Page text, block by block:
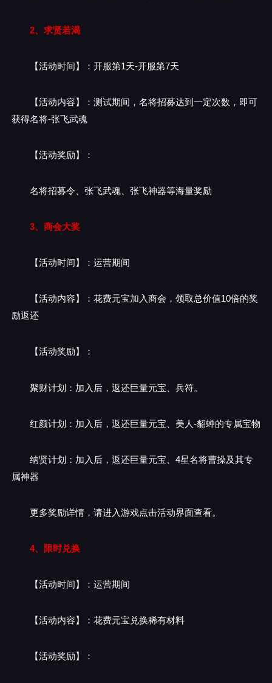
2、求贤若渴
【活动时间】：开服第1天-开服第7天
【活动内容】：测试期间，名将招募达到一定次数，即可
获得名将-张飞武魂
【活动奖励】：
名将招募令、张飞武魂、张飞神器等海量奖励
3、商会大奖
【活动时间】：运营期间
【活动内容】：花费元宝加入商会，领取总价值10倍的奖
励返还
【活动奖励】：
聚财计划：加入后，返还巨量元宝、兵符。
红颜计划：加入后，返还巨量元宝、美人-貂蝉的专属宝物
纳贤计划：加入后，返还巨量元宝、4星名将曹操及其专
属神器
更多奖励详情，请进入游戏点击活动界面查看。
4、限时兑换
【活动时间】：运营期间
【活动内容】：花费元宝兑换稀有材料
【活动奖励】：